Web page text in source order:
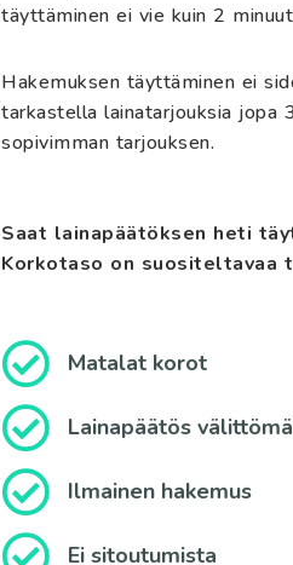
täyttäminen ei vie kuin 2
Hakemuksen täyttäminen ei
tarkastella lainatarjouksia jopa
sopivimman tarjouksen.
Saat lainapäätöksen heti
Korkotaso on suositeltavaa
Matalat korot
Lainapäätös
Ilmainen hakemus
Ei sitoutumista